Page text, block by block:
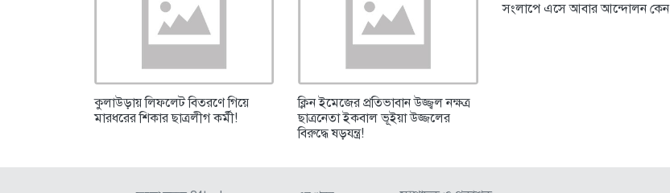
কুলাউড়ায় লিফলেট বিতরণে গিয়ে
মারধরের শিকার ছাত্রলীগ কর্মী!
ক্লিন ইমেজের প্রতিভাবান উজ্জ্বল নক্ষত্র
ছাত্রনেতা ইকবাল ভূইয়া উজ্জলের
বিরুদ্ধে ষড়যন্ত্র!
সংলাপে এসে আবার আন্দোলন কেন